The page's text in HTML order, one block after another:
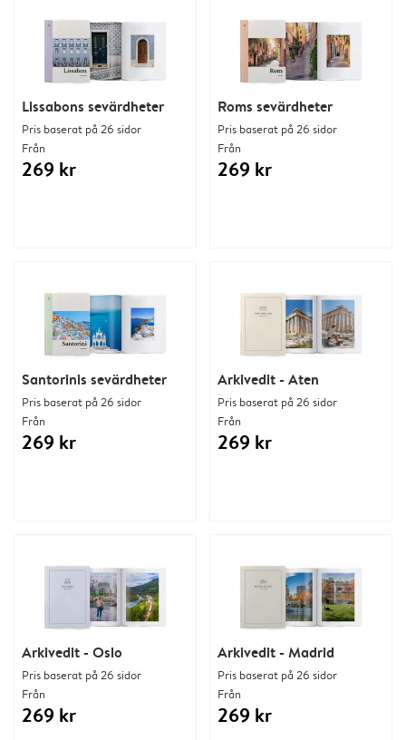
Lissabons sevärdheter
Pris baserat på 26 sidor
Från
269 kr
Roms sevärdheter
Pris baserat på 26 sidor
Från
269 kr
Santorinis sevärdheter
Pris baserat på 26 sidor
Från
269 kr
Arkivedit - Madrid
Pris baserat på 26 sidor
Från
269 kr
Arkivedit - Oslo
Pris baserat på 26 sidor
Från
269 kr
Arkivedit - Aten
Pris baserat på 26 sidor
Från
269 kr